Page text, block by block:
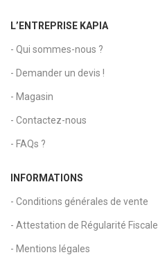
L’ENTREPRISE KAPIA
- Qui sommes-nous ?
- Demander un devis !
- Magasin
- Contactez-nous
- FAQs ?
INFORMATIONS
- Conditions générales de vente
- Attestation de Régularité Fiscale
- Mentions légales